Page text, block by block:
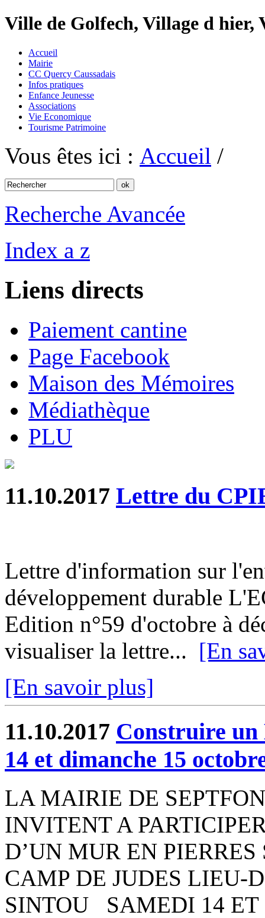
Ville de Golfech, Village d
Accueil
Mairie
CC Quercy Caussadais
Infos pratiques
Enfance Jeunesse
Associations
Vie Economique
Tourisme Patrimoine
Vous êtes ici : Accueil /
Recherche Avancée
Index a z
Liens directs
Paiement cantine
Page Facebook
Maison des Mémoires
Médiathèque
PLU
11.10.2017 Lettre du
Lettre d'information sur
développement durable
Edition n°59 d'octobre à
visualiser la lettre... [En
[En savoir plus]
11.10.2017 Construire un
14 et dimanche 15
LA MAIRIE DE
INVITENT A
D’UN MUR EN
CAMP DE JUDES LIEU-
SINTOU SAMEDI 14